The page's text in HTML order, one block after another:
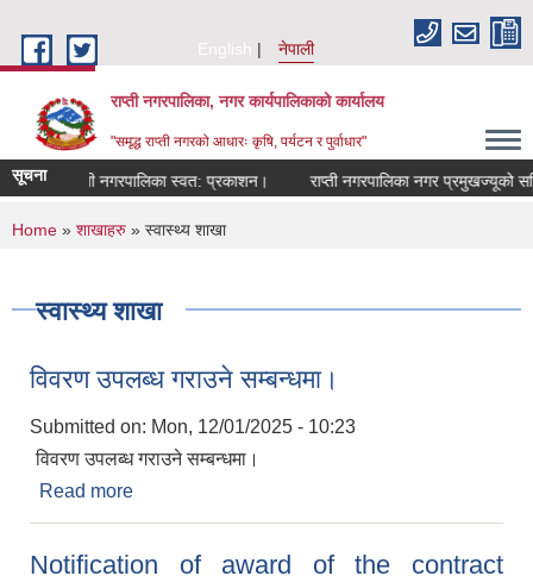
English
नेपाली
राप्ती नगरपालिका, नगर कार्यपालिकाको कार्यालय
"समृद्ध राप्ती नगरको आधारः कृषि, पर्यटन र पुर्वाधार"
सूचना
राप्ती नगरपालिका स्वत: प्रकाशन। राप्ती नगरपालिका नगर प्रमुखज्यूको
You are here
Home » शाखाहरु » स्वास्थ्य शाखा
स्वास्थ्य शाखा
विवरण उपलब्ध गराउने सम्बन्धमा।
Submitted on: Mon, 12/01/2025 - 10:23
विवरण उपलब्ध गराउने सम्बन्धमा।
Read more
Notification of award of the contract